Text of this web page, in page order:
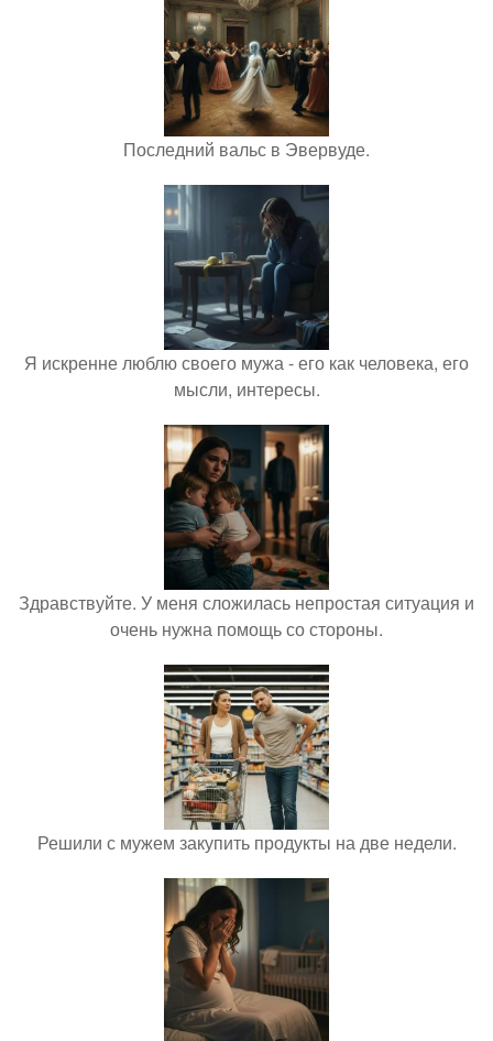
Последний вальс в Эвервуде.
Я искренне люблю своего мужа - его как человека, его
мысли, интересы.
Здравствуйте. У меня сложилась непростая ситуация и
очень нужна помощь со стороны.
Решили с мужем закупить продукты на две недели.